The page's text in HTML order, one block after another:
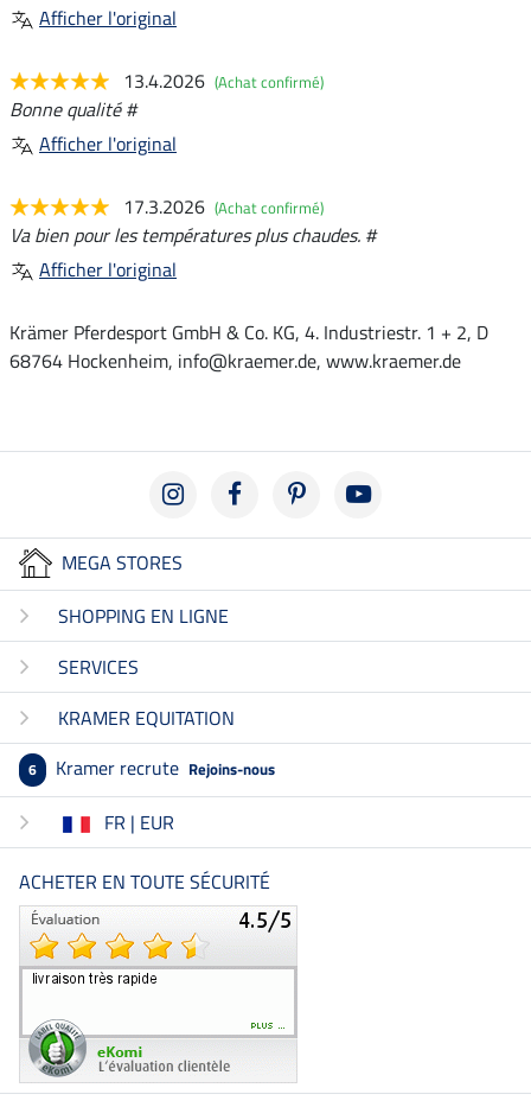
Afficher l'original
13.4.2026 (Achat confirmé)
Bonne qualité #
Afficher l'original
17.3.2026 (Achat confirmé)
Va bien pour les températures plus chaudes. #
Afficher l'original
Krämer Pferdesport GmbH & Co. KG, 4. Industriestr. 1 + 2, D
68764 Hockenheim, info@kraemer.de, www.kraemer.de
MEGA STORES
SHOPPING EN LIGNE
SERVICES
KRAMER EQUITATION
6 Kramer recrute Rejoins-nous
FR | EUR
ACHETER EN TOUTE SÉCURITÉ